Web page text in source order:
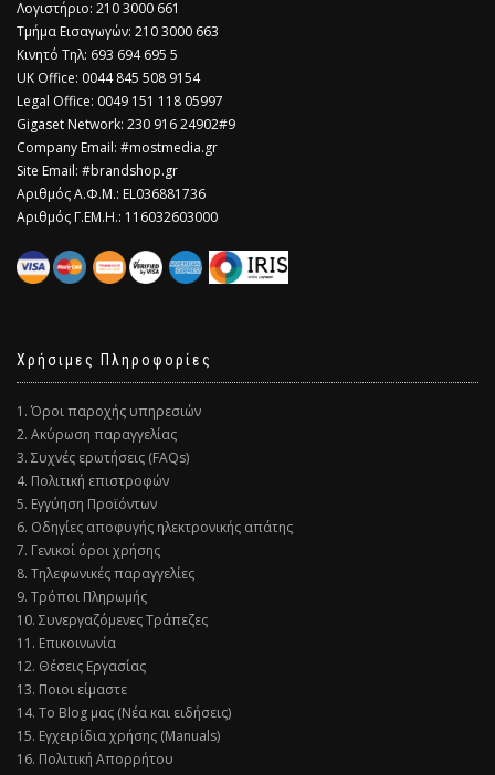
Λογιστήριο: 210 3000 661
Τμήμα Εισαγωγών: 210 3000 663
Κινητό Τηλ: 693 694 695 5
​UK Office: 0044 845 508 9154
Legal Office: 0049 151 118 05997
Gigaset Network: 230 916 24902#9
Company Email: #mostmedia.gr
Site Email: #brandshop.gr
Αριθμός Α.Φ.Μ.: EL036881736
Αριθμός Γ.ΕΜ.Η.: 116032603000
Χρήσιμες Πληροφορίες
1. Όροι παροχής υπηρεσιών
2. Ακύρωση παραγγελίας
3. Συχνές ερωτήσεις (FAQs)
4. Πολιτική επιστροφών
5. Εγγύηση Προϊόντων
6. Οδηγίες αποφυγής ηλεκτρονικής απάτης
7. Γενικοί όροι χρήσης
8. Τηλεφωνικές παραγγελίες
9. Τρόποι Πληρωμής
10. Συνεργαζόμενες Τράπεζες
11. Επικοινωνία
12. Θέσεις Εργασίας
13. Ποιοι είμαστε
14. Το Blog μας (Νέα και ειδήσεις)
15. Εγχειρίδια χρήσης (Manuals)
16. Πολιτική Απορρήτου